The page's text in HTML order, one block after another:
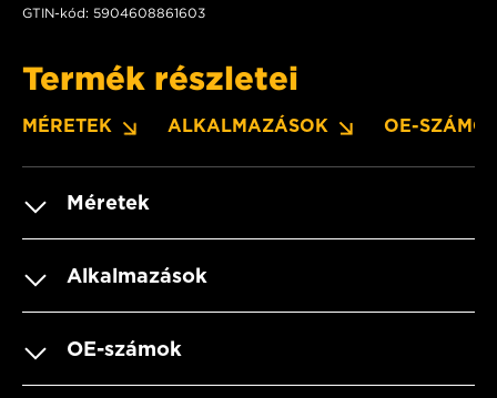
GTIN-kód: 5904608861603
Termék részletei
MÉRETEK ALKALMAZÁSOK OE-
Méretek
Alkalmazások
OE-számok